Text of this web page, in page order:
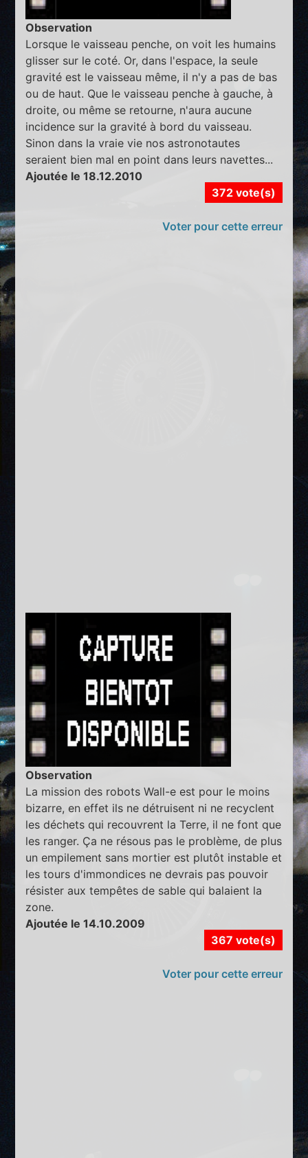
Observation
Lorsque le vaisseau penche, on voit les humains
glisser sur le coté. Or, dans l'espace, la seule
gravité est le vaisseau même, il n'y a pas de bas
ou de haut. Que le vaisseau penche à gauche, à
droite, ou même se retourne, n'aura aucune
incidence sur la gravité à bord du vaisseau.
Sinon dans la vraie vie nos astronotautes
seraient bien mal en point dans leurs navettes...
Ajoutée le 18.12.2010
372 vote(s)
Voter pour cette erreur
Observation
La mission des robots Wall-e est pour le moins
bizarre, en effet ils ne détruisent ni ne recyclent
les déchets qui recouvrent la Terre, il ne font que
les ranger. Ça ne résous pas le problème, de plus
un empilement sans mortier est plutôt instable et
les tours d'immondices ne devrais pas pouvoir
résister aux tempêtes de sable qui balaient la
zone.
Ajoutée le 14.10.2009
367 vote(s)
Voter pour cette erreur